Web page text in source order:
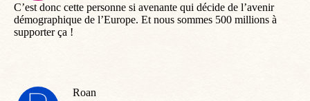
C’est donc cette personne si avenante qui décide de l’avenir
démographique de l’Europe. Et nous sommes 500 millions à
supporter ça !
Roan